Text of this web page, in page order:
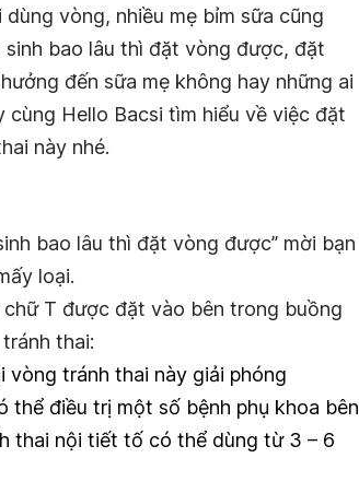
dùng vòng, nhiều mẹ bỉm sữa cũng
bao lâu thì đặt vòng được, đặt
đến sữa mẹ không hay những ai
Hello Bacsi tìm hiểu về việc đặt
này nhé.
bao lâu thì đặt vòng được” mời bạn
loại.
T được đặt vào bên trong buồng
thai:
vòng tránh thai này giải phóng
thể điều trị một số bệnh phụ khoa bên
thai nội tiết tố có thể dùng từ 3 – 6